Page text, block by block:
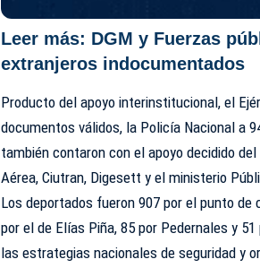
Leer más: DGM y Fuerzas
extranjeros indocumentados
Producto del apoyo interinstitucional, el
documentos válidos, la Policía Nacional a
también contaron con el apoyo decidido
Aérea, Ciutran, Digesett y el ministerio
Los deportados fueron 907 por el punto
por el de Elías Piña, 85 por Pedernales y
las estrategias nacionales de seguridad y